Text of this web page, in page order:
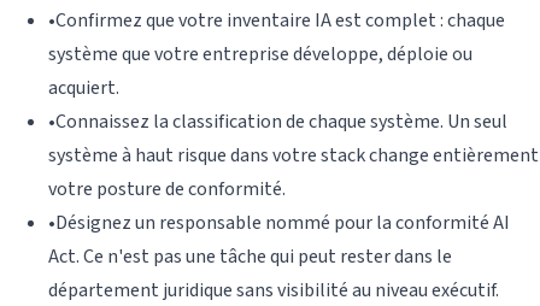
•Confirmez que votre inventaire IA est complet : chaque
système que votre entreprise développe, déploie ou
acquiert.
•Connaissez la classification de chaque système. Un seul
système à haut risque dans votre stack change entièrement
votre posture de conformité.
•Désignez un responsable nommé pour la conformité AI
Act. Ce n'est pas une tâche qui peut rester dans le
département juridique sans visibilité au niveau exécutif.